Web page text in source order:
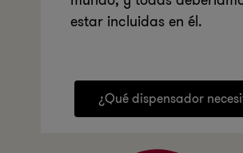
estar incluidas en él.
¿Qué dispensador